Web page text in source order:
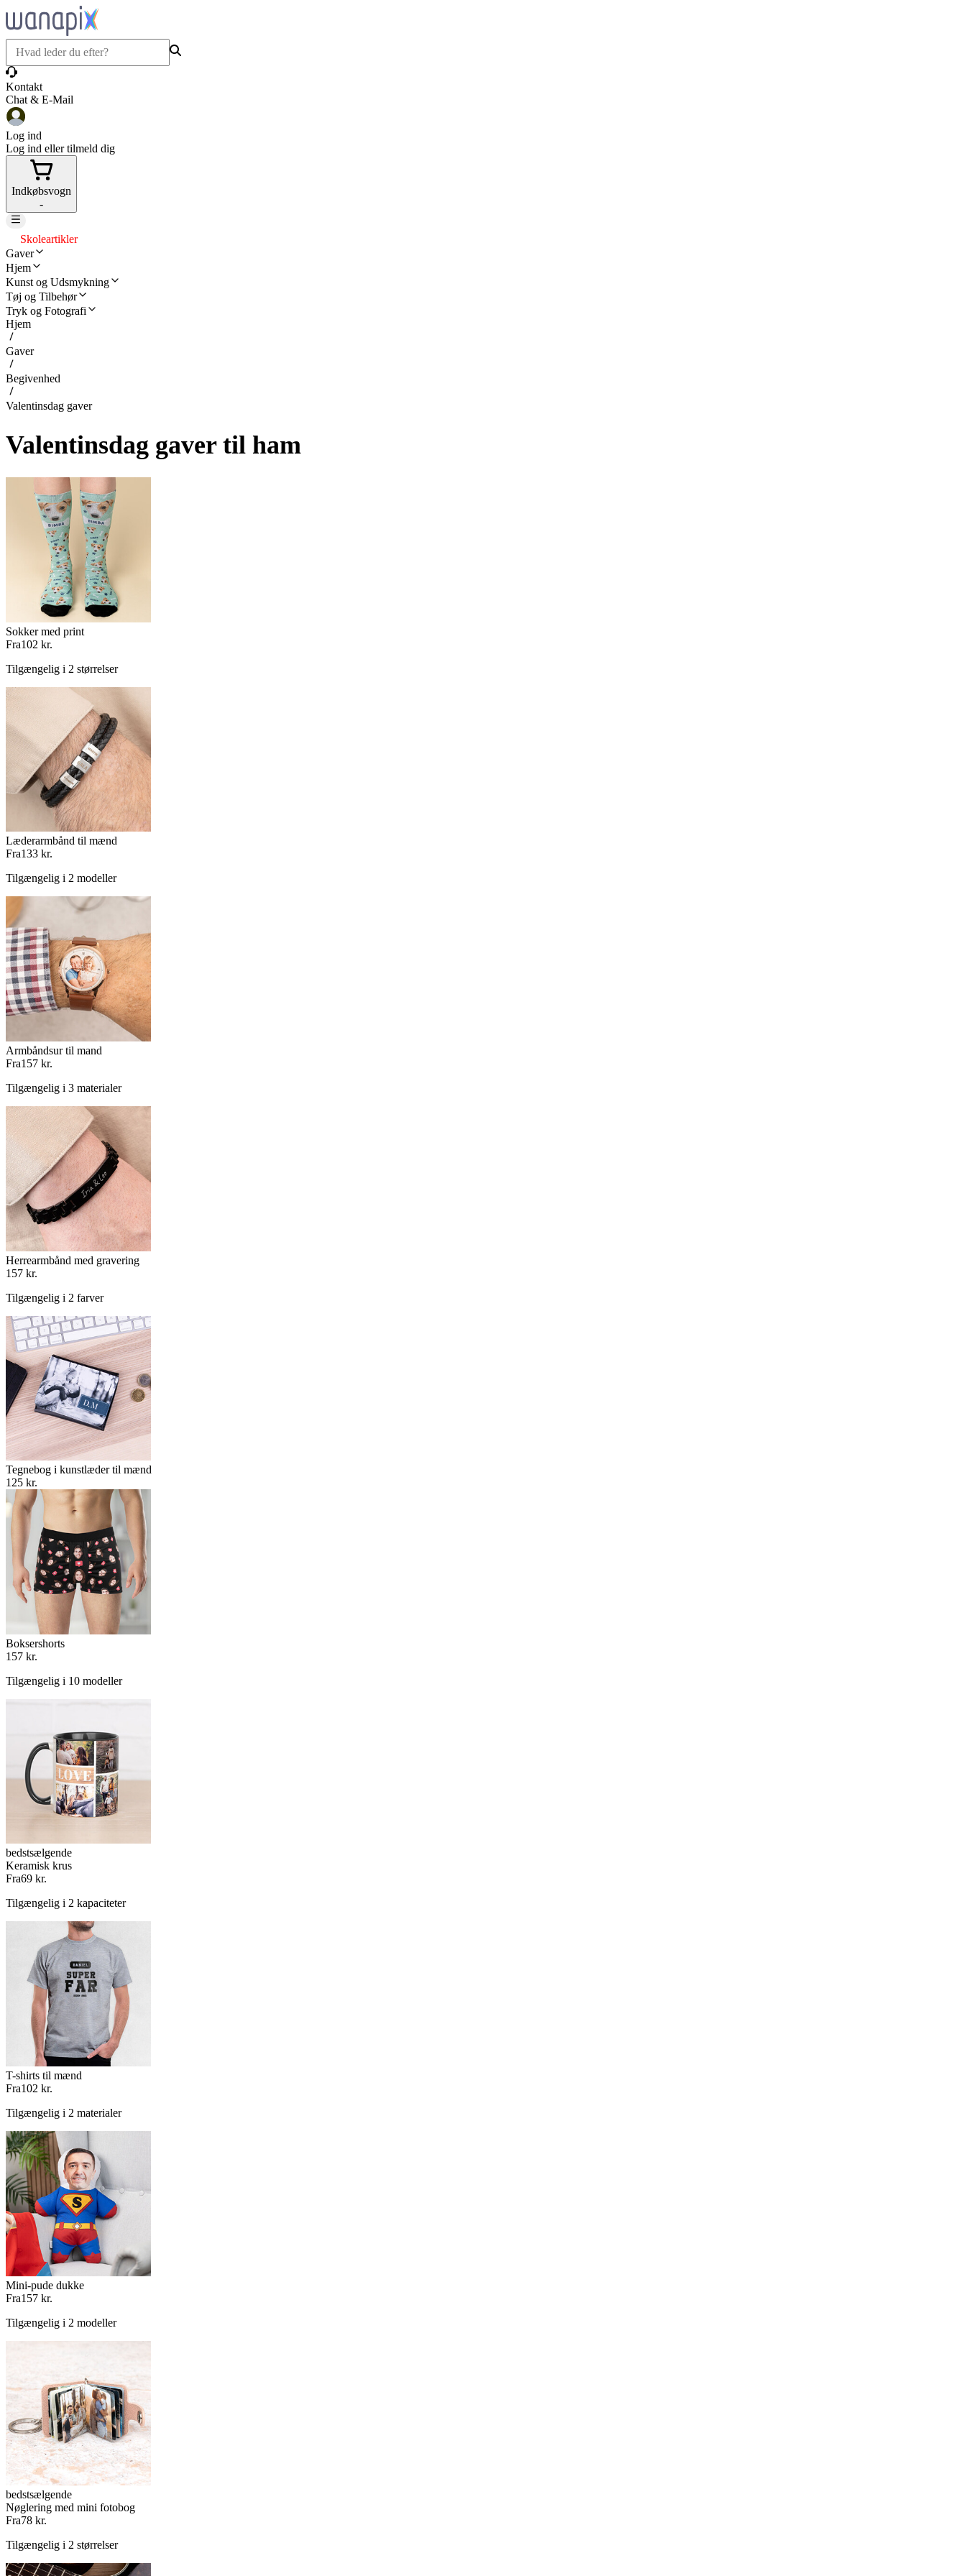
Kontakt
Chat & E-Mail
Log ind
Log ind eller tilmeld dig
Indkøbsvogn
-
Skoleartikler
Gaver
Hjem
Kunst og Udsmykning
Tøj og Tilbehør
Tryk og Fotografi
Hjem
Gaver
Begivenhed
Valentinsdag gaver
Valentinsdag gaver til ham
Sokker med print
Fra102 kr.
Tilgængelig i 2 størrelser
Læderarmbånd til mænd
Fra133 kr.
Tilgængelig i 2 modeller
Armbåndsur til mand
Fra157 kr.
Tilgængelig i 3 materialer
Herrearmbånd med gravering
157 kr.
Tilgængelig i 2 farver
Tegnebog i kunstlæder til mænd
125 kr.
Boksershorts
157 kr.
Tilgængelig i 10 modeller
bedstsælgende
Keramisk krus
Fra69 kr.
Tilgængelig i 2 kapaciteter
T-shirts til mænd
Fra102 kr.
Tilgængelig i 2 materialer
Mini-pude dukke
Fra157 kr.
Tilgængelig i 2 modeller
bedstsælgende
Nøglering med mini fotobog
Fra78 kr.
Tilgængelig i 2 størrelser